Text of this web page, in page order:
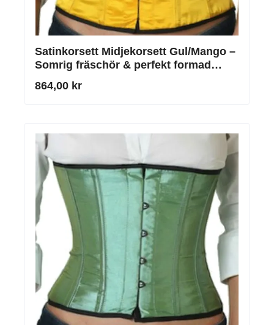
Satinkorsett Midjekorsett Gul/Mango –
Somrig fräschör & perfekt formad
getingmidja
864,00 kr